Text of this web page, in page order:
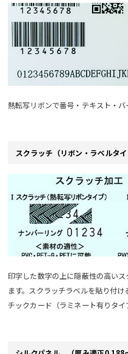
熱転写リボンで番号・テキスト・バ
スクラッチ（リボン・ラベルタイ
印字した数字の上に隠蔽性の高い
ます。スクラッチラベルを貼り付
チックカード（ラミネート有りタイ